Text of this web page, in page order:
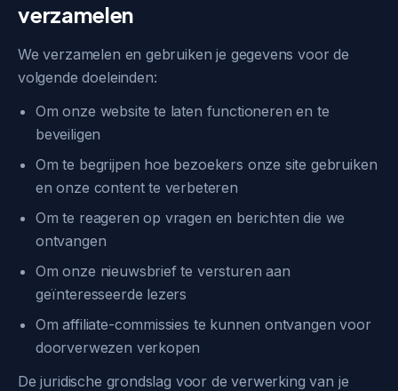
verzamelen
We verzamelen en gebruiken je gegevens voor de
volgende doeleinden:
Om onze website te laten functioneren en te
beveiligen
Om te begrijpen hoe bezoekers onze site gebruiken
en onze content te verbeteren
Om te reageren op vragen en berichten die we
ontvangen
Om onze nieuwsbrief te versturen aan
geïnteresseerde lezers
Om affiliate-commissies te kunnen ontvangen voor
doorverwezen verkopen
De juridische grondslag voor de verwerking van je